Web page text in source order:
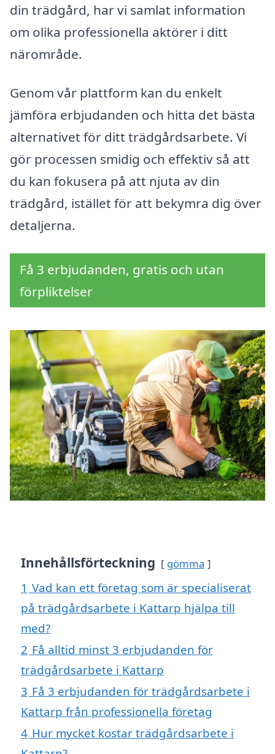
din trädgård, har vi samlat information
om olika professionella aktörer i ditt
närområde.
Genom vår plattform kan du enkelt
jämföra erbjudanden och hitta det bästa
alternativet för ditt trädgårdsarbete. Vi
gör processen smidig och effektiv så att
du kan fokusera på att njuta av din
trädgård, istället för att bekymra dig över
detaljerna.
Få 3 erbjudanden, gratis och utan
förpliktelser
Innehållsförteckning gömma
1 Vad kan ett företag som är specialiserat
på trädgårdsarbete i Kattarp hjälpa till
med?
2 Få alltid minst 3 erbjudanden för
trädgårdsarbete i Kattarp
3 Få 3 erbjudanden för trädgårdsarbete i
Kattarp från professionella företag
4 Hur mycket kostar trädgårdsarbete i